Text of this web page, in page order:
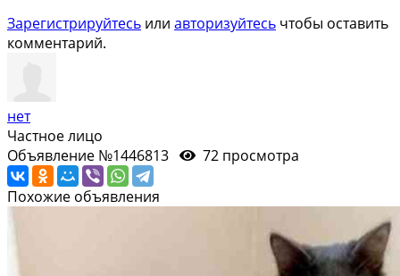
Зарегистрируйтесь или авторизуйтесь чтобы оставить
комментарий.
нет
Частное лицо
Объявление №1446813
72 просмотра
Похожие объявления